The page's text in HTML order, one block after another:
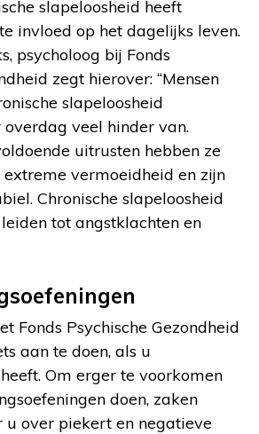
slapeloosheid heeft
invloed op het dagelijks leven.
psycholoog bij Fonds
zegt hierover: “Mensen
slapeloosheid
veel hinder van.
uitrusten hebben ze
vermoeidheid en zijn
Chronische slapeloosheid
tot angstklachten en
Fonds Psychische Gezondheid
aan te doen, als u
Om erger te voorkomen
doen, zaken
u over piekert en negatieve